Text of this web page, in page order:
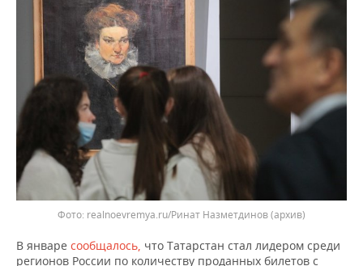
ХОККЕЙ С МЯЧОМ
ПРОИСШЕСТВИЯ
realnoevremya.ru/Ринат Назметдинов(архив)
В январе сообщалось, что Татарстан стал лидером среди
регионов России по количеству проданных билетов с